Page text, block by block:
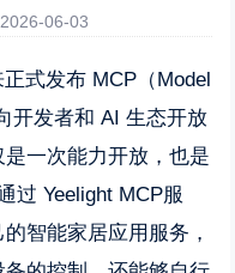
06-03
发布 MCP（Model
开发者和 AI 生态开放
一次能力开放，也是
过 Yeelight MCP服
智能家居应用服务，